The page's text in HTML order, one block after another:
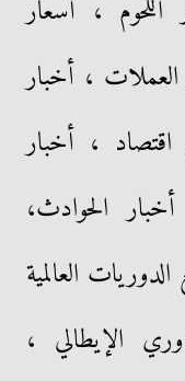
، أسعار
العملات ، أخبار
، أخبار
الحوادث،
العالمية
الإيطالي ،